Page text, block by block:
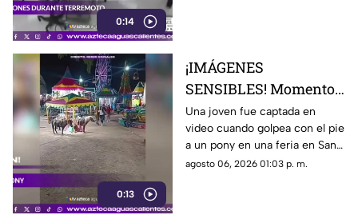
0:14
0:13
¡IMÁGENES
SENSIBLES! Momento
en el que mujer golpea
a un pony durante una
feria
Una joven fue captada en
video cuando golpea con el pie
a un pony en una feria en San
Luis Potosí; el hecho ha
agosto 06, 2026 01:03 p. m.